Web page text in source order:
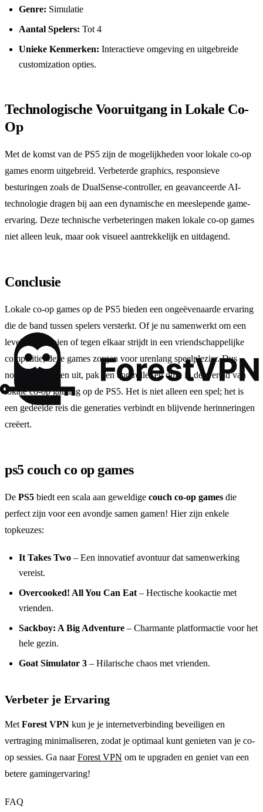
Genre: Simulatie
Aantal Spelers: Tot 4
Unieke Kenmerken: Interactieve omgeving en uitgebreide
customization opties.
Technologische Vooruitgang in Lokale Co-
Op
Met de komst van de PS5 zijn de mogelijkheden voor lokale co-op
games enorm uitgebreid. Verbeterde graphics, responsieve
besturingen zoals de DualSense-controller, en geavanceerde AI-
technologie dragen bij aan een dynamische en meeslepende game-
ervaring. Deze technische verbeteringen maken lokale co-op games
niet alleen leuk, maar ook visueel aantrekkelijk en uitdagend.
Conclusie
Lokale co-op games op de PS5 bieden een ongeëvenaarde ervaring
die de band tussen spelers versterkt. Of je nu samenwerkt om een
level te voltooien of tegen elkaar strijdt in een vriendschappelijke
competitie, deze games zorgen voor urenlang speelplezier. Dus
nodig je vrienden uit, pak een controller en duik in de wereld van
lokale co-op gaming op de PS5. Het is niet alleen een spel; het is
een gedeelde reis die generaties verbindt en blijvende herinneringen
creëert.
ps5 couch co op games
De PS5 biedt een scala aan geweldige couch co-op games die
perfect zijn voor een avondje samen gamen! Hier zijn enkele
topkeuzes:
It Takes Two – Een innovatief avontuur dat samenwerking
vereist.
Overcooked! All You Can Eat– Hectische kookactie met
vrienden.
Sackboy: A Big Adventure – Charmante platformactie voor het
hele gezin.
Goat Simulator 3 – Hilarische chaos met vrienden.
Verbeter je Ervaring
MetForest VPN kun je je internetverbinding beveiligen en
vertraging minimaliseren, zodat je optimaal kunt genieten van je co-
op sessies. Ga naarForest VPN om te upgraden en geniet van een
betere gamingervaring!
FAQ